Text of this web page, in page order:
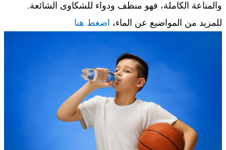
والمناعة الكاملة، فهو منظف ودواء للشكاوى الشائعة.
للمزيد من المواضيع عن الماء،
اضغط هنا